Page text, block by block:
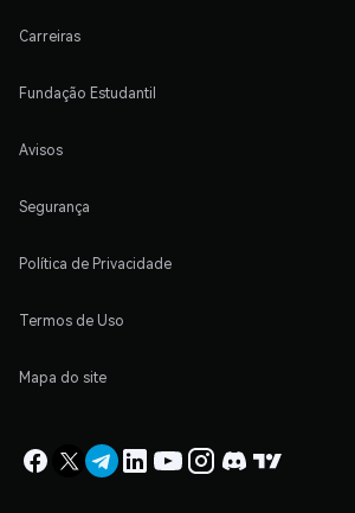
Carreiras
Fundação Estudantil
Avisos
Segurança
Política de Privacidade
Termos de Uso
Mapa do site